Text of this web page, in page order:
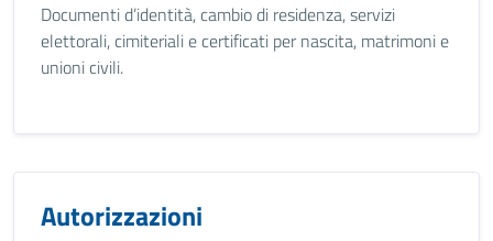
Documenti d’identità, cambio di residenza, servizi
elettorali, cimiteriali e certificati per nascita, matrimoni e
unioni civili.
Autorizzazioni